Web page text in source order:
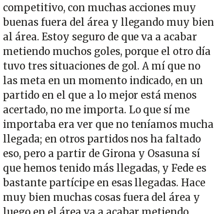
competitivo, con muchas acciones muy
buenas fuera del área y llegando muy bien
al área. Estoy seguro de que va a acabar
metiendo muchos goles, porque el otro día
tuvo tres situaciones de gol. A mí que no
las meta en un momento indicado, en un
partido en el que a lo mejor está menos
acertado, no me importa. Lo que sí me
importaba era ver que no teníamos mucha
llegada; en otros partidos nos ha faltado
eso, pero a partir de Girona y Osasuna sí
que hemos tenido más llegadas, y Fede es
bastante partícipe en esas llegadas. Hace
muy bien muchas cosas fuera del área y